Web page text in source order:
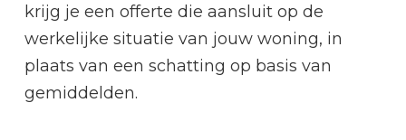
krijg je een offerte die aansluit op de
werkelijke situatie van jouw woning, in
plaats van een schatting op basis van
gemiddelden.